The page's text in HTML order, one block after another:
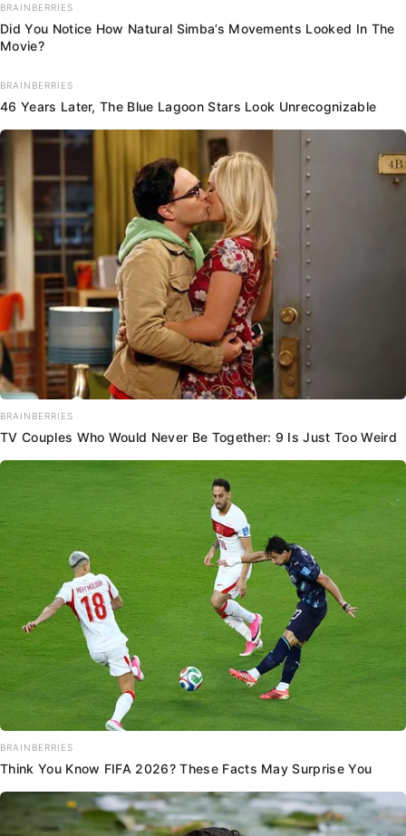
BRAINBERRIES
Did You Notice How Natural Simba’s Movements Looked In The
Movie?
BRAINBERRIES
46 Years Later, The Blue Lagoon Stars Look Unrecognizable
BRAINBERRIES
TV Couples Who Would Never Be Together: 9 Is Just Too Weird
BRAINBERRIES
Think You Know FIFA 2026? These Facts May Surprise You